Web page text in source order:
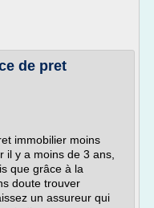
de pret
immobilier moins
il y a moins de 3 ans,
que grâce à la
doute trouver
un assureur qui